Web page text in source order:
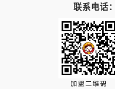
联系电话：